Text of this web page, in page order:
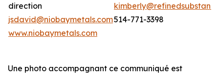
direction
jsdavid@niobaymetals.com
www.niobaymetals.com
514-771-3398
Une photo accompagnant ce communiqué est